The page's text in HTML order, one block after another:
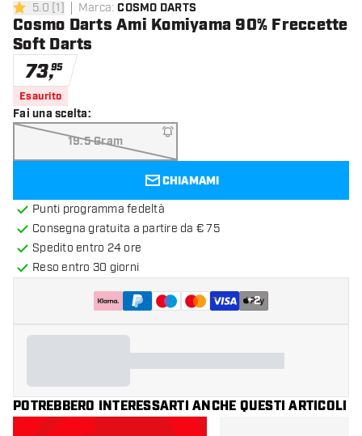
5 stelle di valutazione
5.0 [1] Marca: COSMO DARTS
Cosmo Darts Ami Komiyama 90% Freccette
Soft Darts
73,95
Esaurito
Fai una scelta:
19.5 Gram
CHIAMAMI
Punti programma fedeltà
Consegna gratuita a partire da € 75
Spedito entro 24 ore
Reso entro 30 giorni
+2
POTREBBERO INTERESSARTI ANCHE QUESTI ARTICOLI